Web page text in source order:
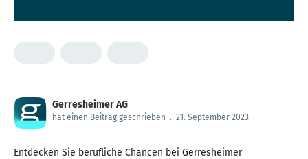
Gerresheimer AG
hat einen Beitrag geschrieben . 21. September 2023
Entdecken Sie berufliche Chancen bei Gerresheimer